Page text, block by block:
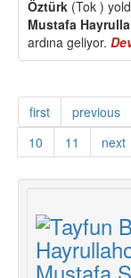
Öztürk (Tok )
Mustafa
ardına geliyor.
first previous
10
11 next